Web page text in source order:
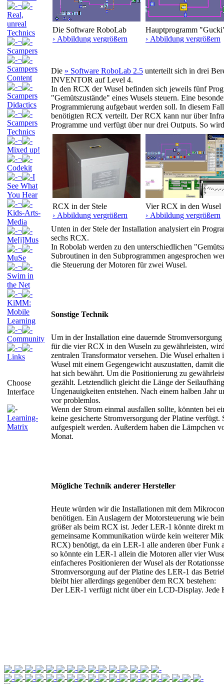
¬
Real,
unreal
Technics
¬
Scampers
¬
Scampers
Content
¬
Scampers
Didactics
¬
Scampers
Technics
¬
Mixed up!
¬
Codekit
¬
I
See What
You Hear
¬
Kids-Arts-
Media
¬
Me[i]Mus
¬
MuSe
¬
Swim in
the Net
¬
KiMM:
Mobile
Learning
¬
Community
¬
Links
Choose
Interface
Learning-
Matrix
Die Software RoboLab
› Abbildung vergrößern
Hauptprogramm
› Abbildung vergrößern
Die » Software RoboLab 2.5 unterteilt sich in drei
INVENTOR auf Level 4.
In den RCX der Wusel befinden sich jeweils fünf
"Gemütszustände" eines Wusels steuern. Eine
Programmierung aufgebaut werden soll. In diesem
benötigten RCX verteilt. Der RCX kann nur über
Programme und verfügt über nur drei Outputs. So
RCX in der Stele
› Abbildung vergrößern
Vier RCX in den Wusel
› Abbildung vergrößern
Unten in der Stele der Installation analysiert ein
sechs RCX.
In Robolab werden zu den unterschiedlichen
Subroutinen in den Subprogrammen angesprochen
die Steuerung der Motoren für zwei Wusel.
Sonstige Technik
Um in der Installation eine dauernde
für die vier RCX in den Wuseln zu gewährleisten,
zentralen Transformator versehen. Die Wusel
Wusel mit einem Gegengewicht auszustatten, damit
hat sich bewährt. Um die Positionierung zu
gezählt. Letztendlich gleicht die Länge der
Ungenauigkeiten entstehen. Nach einem halben Jahr
vor problemlos.
Wenn der Strom einmal ausfallen sollte, könnten bei
keine gesicherte Stromversorgung der Platine
aufgespielt werden. Außerdem haben die Lämpchen
Monat.
Mögliche Technik anderer Hersteller
Heute würden wir die Installationen mit dem
benötigen. Ein Auslagern der Motorsteuerung wie
größer als beim RCX ist. Jeder LER-1 könnte direkt
gemeinsame Kommunikation würde kein weiterer
RCX) benötigt, da ein LER-1 alle anderen über Funk
so könnte ein LER-1 allein die Motoren aller vier
einfacheres Positionieren der Wusel als der
Stromversorgung auf der Platine des LER-1 das
bleibt hier allerdings gegenüber dem RCX bestehen:
Der LER-1 verfügt nicht über ein LCD-Display. Jede